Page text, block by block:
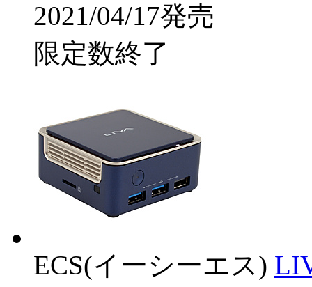
2021/04/17発売
限定数終了
ECS(イーシーエス)